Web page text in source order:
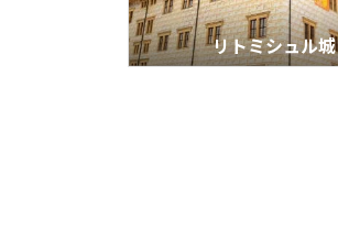
リトミシュル城